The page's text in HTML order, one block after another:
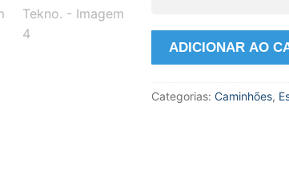
New
6x4
ADICIONAR AO
Categorias: Caminhões,